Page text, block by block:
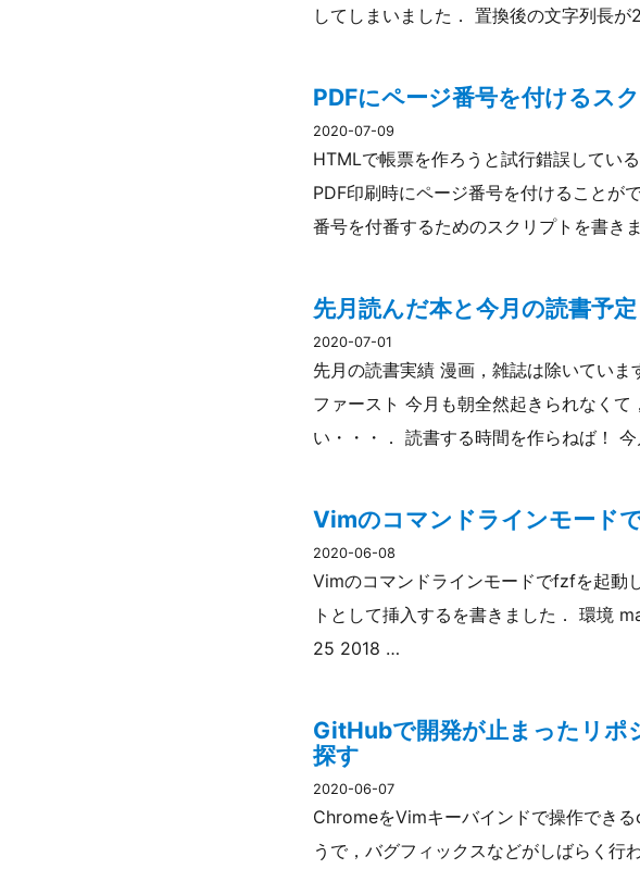
してしまいました． 置換後の文字列長
PDFにページ番号を付けるス
2020-07-09
HTMLで帳票を作ろうと試行錯誤してい
PDF印刷時にページ番号を付けることが
番号を付番するためのスクリプトを書き
先月読んだ本と今月の読書予
2020-07-01
先月の読書実績 漫画，雑誌は除いてい
ファースト 今月も朝全然起きられなく
い・・・． 読書する時間を作らねば！
Vimのコマンドラインモード
2020-06-08
Vimのコマンドラインモードでfzfを起動
トとして挿入するを書きました． 環境
25 2018 …
GitHubで開発が止まったリポ
探す
2020-06-07
ChromeをVimキーバインドで操作でき
うで，バグフィックスなどがしばらく行